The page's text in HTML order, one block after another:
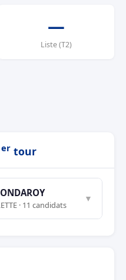
—
Liste (T2)
er tour
· 11 candidats
▼